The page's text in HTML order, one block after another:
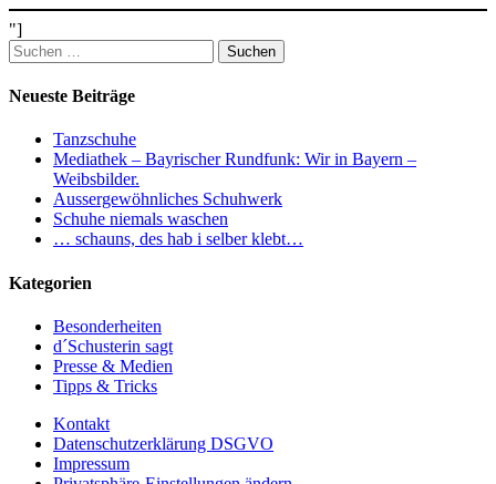
"]
Suchen
nach:
Neueste Beiträge
Tanzschuhe
Mediathek – Bayrischer Rundfunk: Wir in Bayern –
Weibsbilder.
Aussergewöhnliches Schuhwerk
Schuhe niemals waschen
… schauns, des hab i selber klebt…
Kategorien
Besonderheiten
d´Schusterin sagt
Presse & Medien
Tipps & Tricks
Kontakt
Datenschutzerklärung DSGVO
Impressum